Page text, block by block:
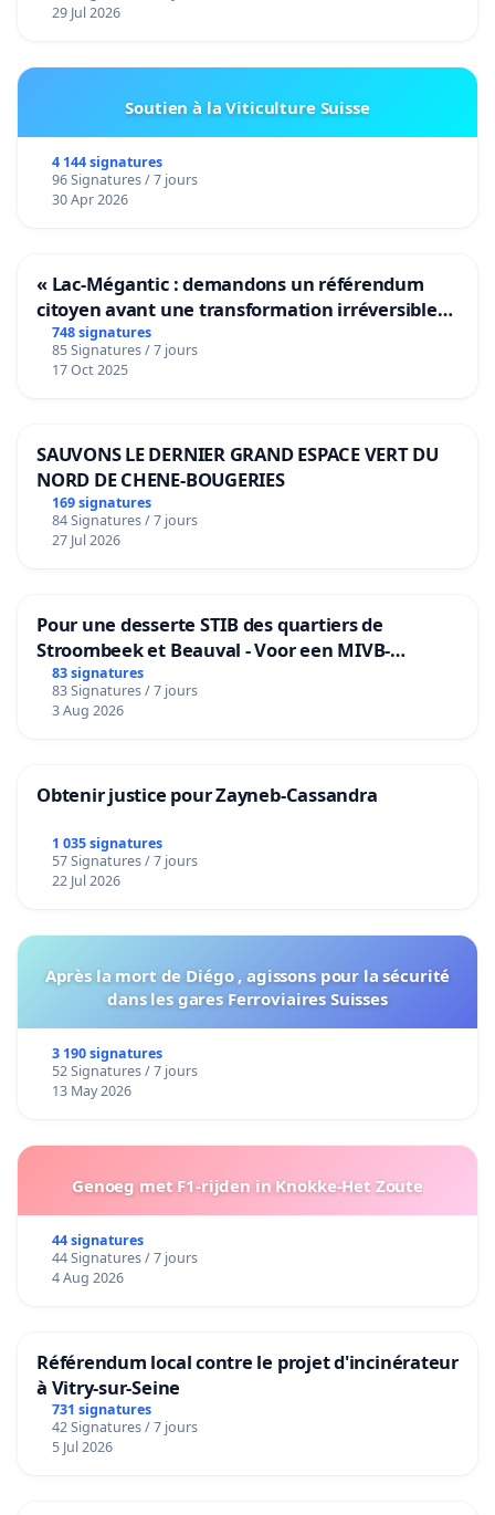
29 Jul 2026
Soutien à la Viticulture Suisse
4 144 signatures
96 Signatures / 7 jours
30 Apr 2026
« Lac-Mégantic : demandons un référendum
citoyen avant une transformation irréversible
de notre territoire »
748 signatures
85 Signatures / 7 jours
17 Oct 2025
SAUVONS LE DERNIER GRAND ESPACE VERT DU
NORD DE CHENE-BOUGERIES
169 signatures
84 Signatures / 7 jours
27 Jul 2026
Pour une desserte STIB des quartiers de
Stroombeek et Beauval - Voor een MIVB-
bediening van de wijken Strombeek en Het
Voor
83 signatures
83 Signatures / 7 jours
3 Aug 2026
Obtenir justice pour Zayneb-Cassandra
1 035 signatures
57 Signatures / 7 jours
22 Jul 2026
Après la mort de Diégo , agissons pour la sécurité
dans les gares Ferroviaires Suisses
3 190 signatures
52 Signatures / 7 jours
13 May 2026
Genoeg met F1-rijden in Knokke-Het Zoute
44 signatures
44 Signatures / 7 jours
4 Aug 2026
Référendum local contre le projet d'incinérateur
à Vitry-sur-Seine
731 signatures
42 Signatures / 7 jours
5 Jul 2026